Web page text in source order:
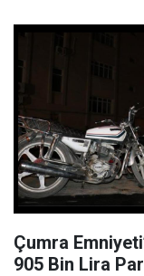
Çumra
905 Bin Lira